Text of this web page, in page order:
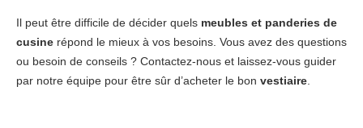
Il peut être difficile de décider quels meubles et panderies de
cusine répond le mieux à vos besoins. Vous avez des questions
ou besoin de conseils ? Contactez-nous et laissez-vous guider
par notre équipe pour être sûr d’acheter le bon vestiaire.